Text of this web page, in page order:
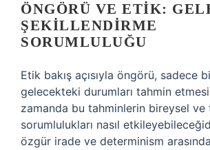
ÖNGÖRÜ VE ETIK:
ŞEKILLENDIRME
SORUMLULUĞU
Etik bakış açısıyla öngörü, sadece
gelecekteki durumları tahmin
zamanda bu tahminlerin bireysel ve
sorumlulukları nasıl
özgür irade ve determinism